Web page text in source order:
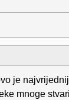
je
mnoge